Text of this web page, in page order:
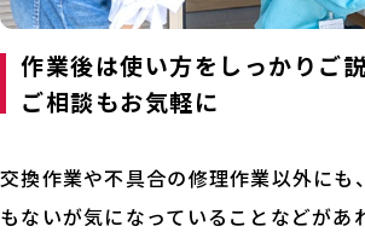
作業後は使い方をしっかりご
ご相談もお気軽に
交換作業や不具合の修理作業以外にも
もないが気になっていることなどがあ